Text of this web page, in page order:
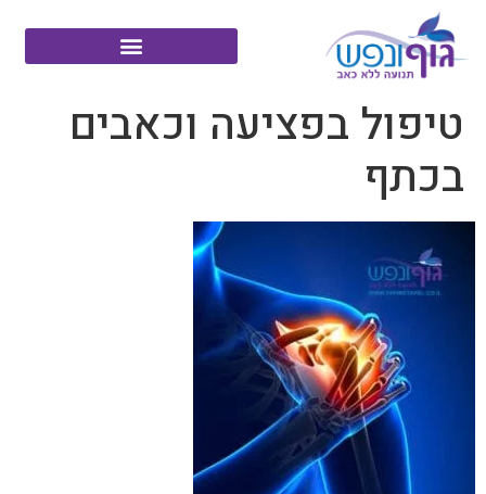
טיפול בפציעה וכאבים
בכתף